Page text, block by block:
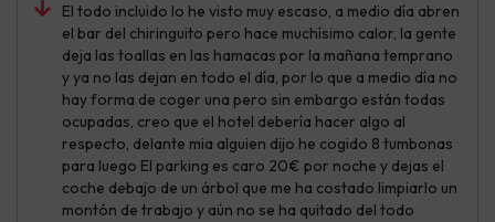
El todo incluido lo he visto muy escaso, a medio día abren
el bar del chiringuito pero hace muchísimo calor, la gente
deja las toallas en las hamacas por la mañana temprano
y ya no las dejan en todo el día, por lo que a medio día no
hay forma de coger una pero sin embargo están todas
ocupadas, creo que el hotel debería hacer algo al
respecto, delante mia alguien dijo he cogido 8 tumbonas
para luego El parking es caro 20€ por noche y dejas el
coche debajo de un árbol que me ha costado limpiarlo un
montón de trabajo y aún no se ha quitado del todo